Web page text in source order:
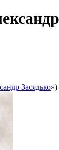
Засядько»)